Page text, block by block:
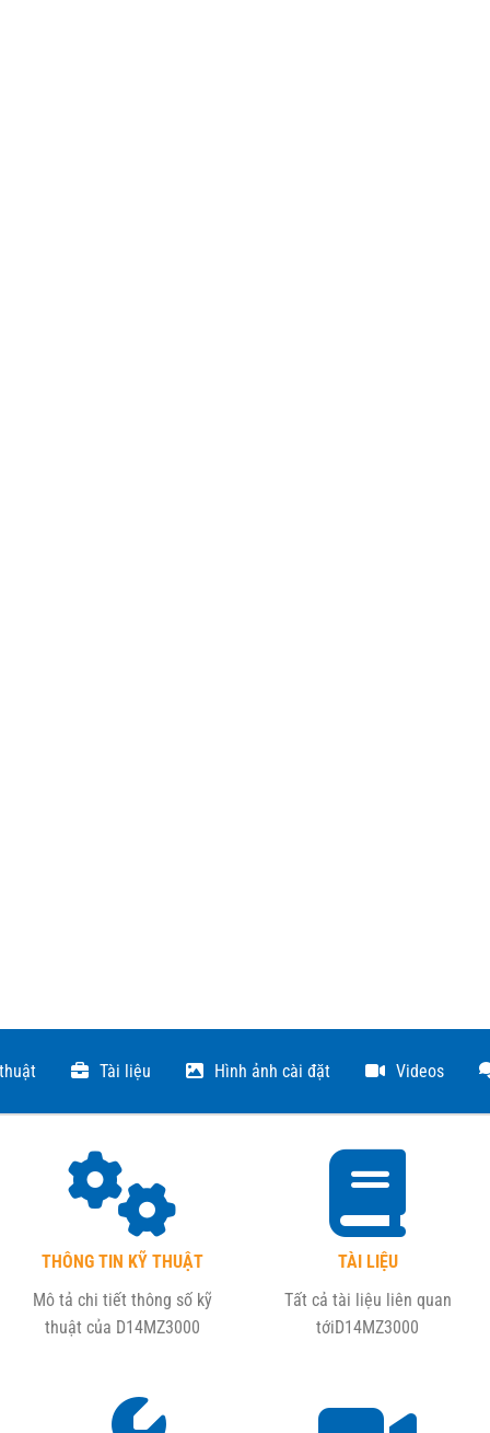
Tài liệu Hình ảnh cài đặt Videos
THÔNG TIN KỸ THUẬT
Mô tả chi tiết thông số kỹ
thuật của D14MZ3000
TÀI LIỆU
Tất cả tài liệu liên quan
tớiD14MZ3000